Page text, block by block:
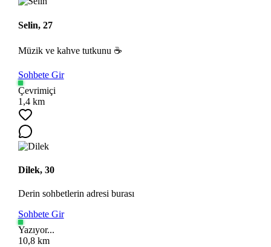
Selin, 27
Müzik ve kahve tutkunu ☕
Sohbete Gir
Çevrimiçi
1,4 km
Dilek, 30
Derin sohbetlerin adresi burası
Sohbete Gir
Yazıyor...
10,8 km